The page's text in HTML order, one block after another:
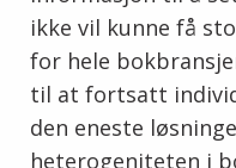
ikke vil kunne få
for hele
til at fortsatt
den eneste
heterogeniteten i